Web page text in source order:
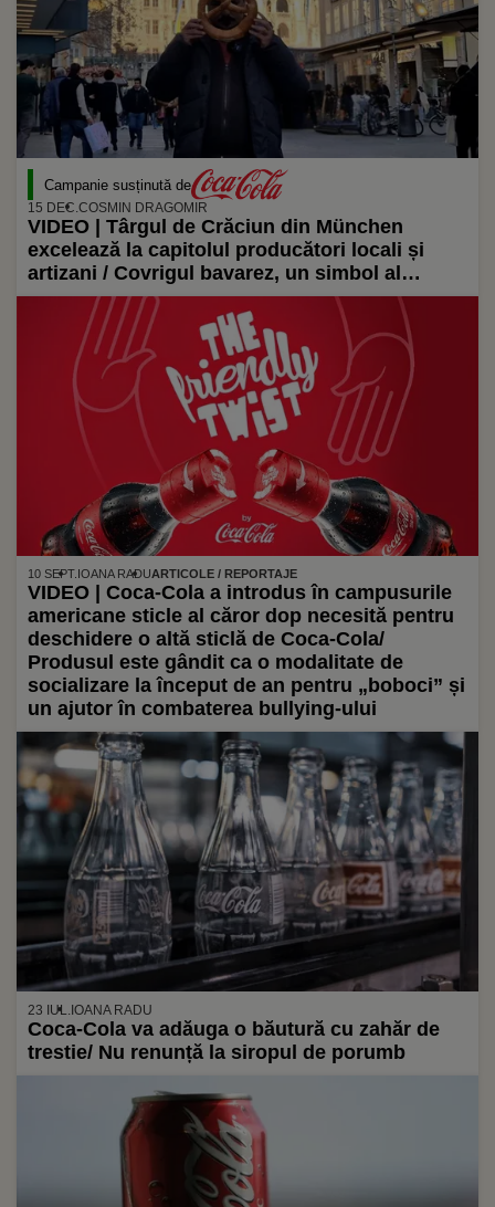
15 DEC.COSMIN DRAGOMIR
VIDEO | Târgul de Crăciun din München
excelează la capitolul producători locali și
artizani / Covrigul bavarez, un simbol al
gastronomiei locale
Campanie susținută de
10 SEPT. IOANA RADUARTICOLE / REPORTAJE
VIDEO | Coca-Cola a introdus în campusurile
americane sticle al căror dop necesită pentru
deschidere o altă sticlă de Coca-Cola/
Produsul este gândit ca o modalitate de
socializare la început de an pentru „boboci” și
un ajutor în combaterea bullying-ului
23 IUL. IOANA RADU
Coca-Cola va adăuga o băutură cu zahăr de
trestie/ Nu renunță la siropul de porumb